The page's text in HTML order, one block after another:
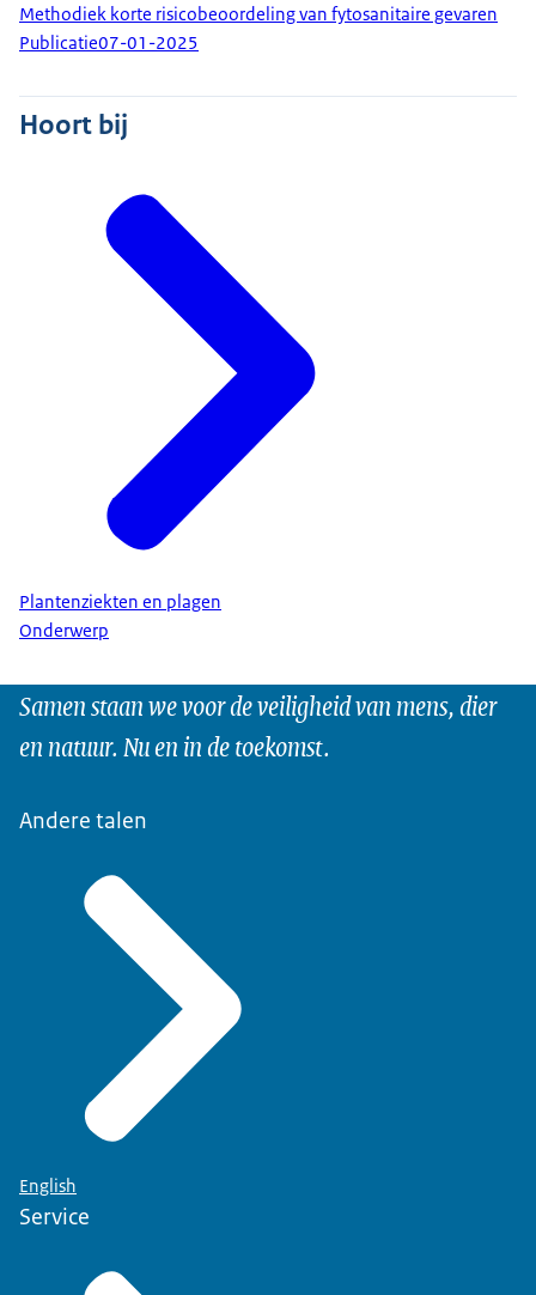
Methodiek korte risicobeoordeling van fytosanitaire gevaren
Publicatie07-01-2025
Hoort bij
Plantenziekten en plagen
Onderwerp
Samen staan we voor de veiligheid van mens, dier
en natuur. Nu en in de toekomst.
Andere talen
English
Service